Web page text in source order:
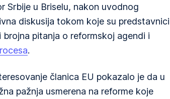
Srbije u Briselu, nakon uvodnog
diskusija tokom koje su predstavnici
pitanja o reformskoj agendi i
.
članica EU pokazalo je da u
pažnja usmerena na reforme koje